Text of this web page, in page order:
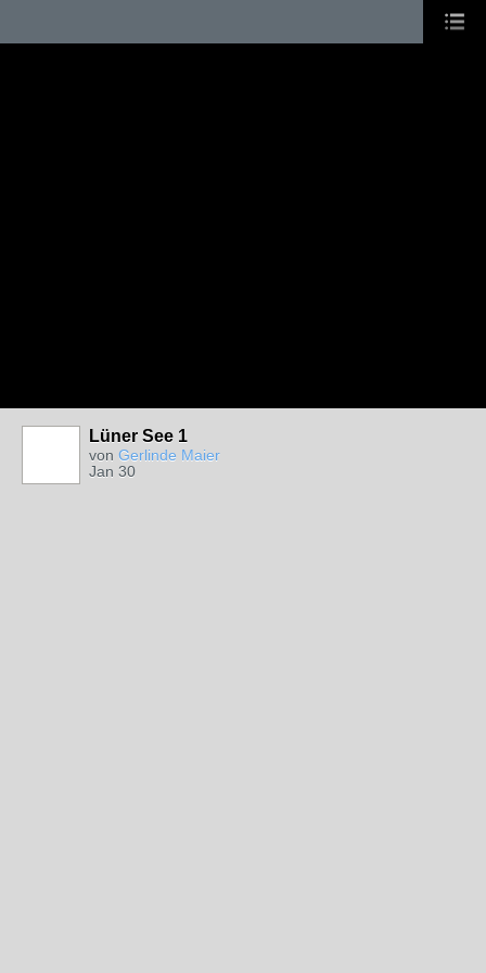
Lüner See 1
von Gerlinde Maier
Jan 30